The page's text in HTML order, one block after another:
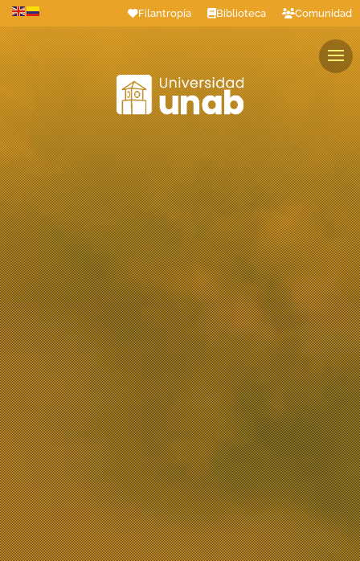
Filantropía Biblioteca Comunidad
Estudiantes Profesores